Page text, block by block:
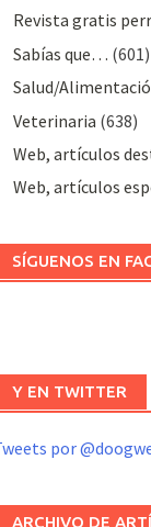
Revista gratis
Sabías que… (601)
Salud/
Veterinaria (638)
Web, artículos
Web, artículos
SÍGUENOS EN
Y EN TWITTER
por
ARCHIVO DE